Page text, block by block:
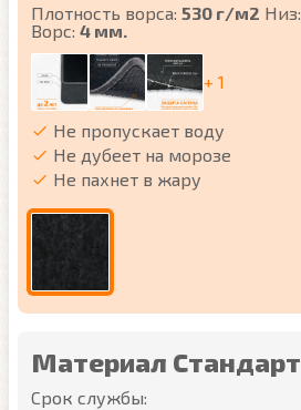
Плотность ворса: 530 г/м2 Низ:
Ворс: 4 мм.
+ 1
Не пропускает воду
Не дубеет на морозе
Не пахнет в жару
Материал Стандарт
Срок службы: